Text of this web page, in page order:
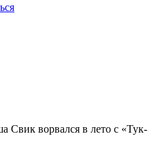
Свик ворвался в лето с «Тук-